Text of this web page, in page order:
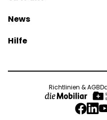
News
Hilfe
Richtlinien & AGB